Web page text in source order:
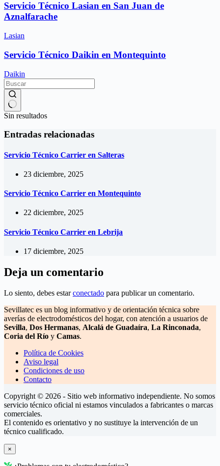
Servicio Técnico Lasian en San Juan de
Aznalfarache
Lasian
Servicio Técnico Daikin en Montequinto
Daikin
Sin resultados
Entradas relacionadas
Servicio Técnico Carrier en Salteras
23 diciembre, 2025
Servicio Técnico Carrier en Montequinto
22 diciembre, 2025
Servicio Técnico Carrier en Lebrija
17 diciembre, 2025
Deja un comentario
Lo siento, debes estarconectado para publicar un comentario.
Sevillatec es un blog informativo y de orientación técnica sobre
averías de electrodomésticos del hogar, con atención a usuarios de
Sevilla, Dos Hermanas, Alcalá de Guadaíra, La Rinconada,
Coria del Río y Camas.
Política de Cookies
Aviso legal
Condiciones de uso
Contacto
Copyright © 2026 - Sitio web informativo independiente. No somos
servicio técnico oficial ni estamos vinculados a fabricantes o marcas
comerciales.
El contenido es orientativo y no sustituye la intervención de un
técnico cualificado.
×